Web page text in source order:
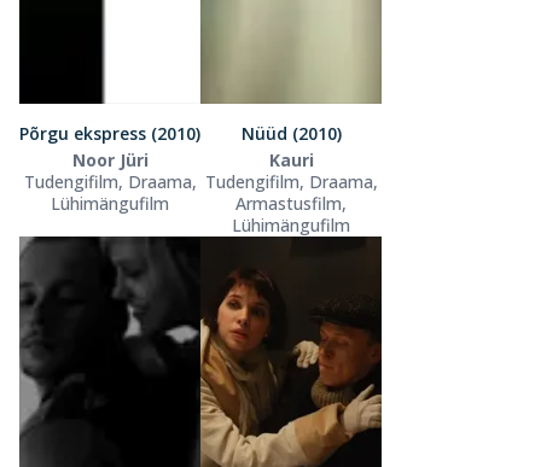
Põrgu ekspress (2010)
Noor Jüri
Tudengifilm, Draama,
Lühimängufilm
Nüüd (2010)
Kauri
Tudengifilm, Draama,
Armastusfilm,
Lühimängufilm